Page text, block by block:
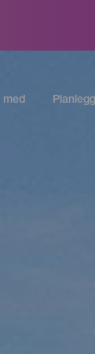
med Planlegg